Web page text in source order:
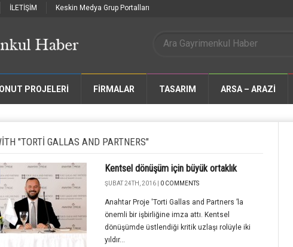
İLETİŞİM Keskin Medya Grup Portalları
PROJELERİ FIRMALAR TASARIM ARSA – ARAZİ
"TORTI GALLAS AND PARTNERS"
Kentsel dönüşüm için büyük ortaklık
ŞUBAT 24TH, 2016 | 0 COMMENTS
Anahtar Proje 'Torti Gallas and Partners ’la
önemli bir işbirliğine imza attı. Kentsel
dönüşümde üstlendiği kritik uzlaşı rolüyle iki
yıldır...